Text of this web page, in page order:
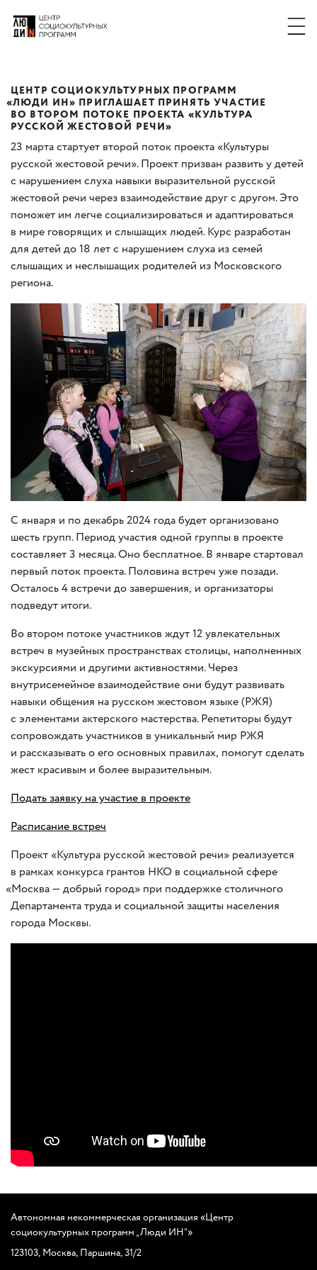
ЦЕНТР СОЦИОКУЛЬТУРНЫХ ПРОГРАММ
«ЛЮДИ ИН» ПРИГЛАШАЕТ ПРИНЯТЬ УЧАСТИЕ
ВО ВТОРОМ ПОТОКЕ ПРОЕКТА «КУЛЬТУРА
РУССКОЙ ЖЕСТОВОЙ РЕЧИ»
23 марта стартует второй поток проекта«Культуры
русской жестовой речи». Проект призван развить у детей
с нарушением слуха навыки выразительной русской
жестовой речи через взаимодействие друг с другом. Это
поможет им легче социализироваться и адаптироваться
в мире говорящих и слышащих людей. Курс разработан
для детей до 18 лет с нарушением слуха из семей
слышащих и неслышащих родителей из Московского
региона.
С января и по декабрь 2024 года будет организовано
шесть групп. Период участия одной группы в проекте
составляет 3 месяца. Оно бесплатное. В январе стартовал
первый поток проекта. Половина встреч уже позади.
Осталось 4 встречи до завершения, и организаторы
подведут итоги.
Во втором потоке участников ждут 12 увлекательных
встреч в музейных пространствах столицы, наполненных
экскурсиями и другими активностями. Через
внутрисемейное взаимодействие они будут развивать
навыки общения на русском жестовом языке(РЖЯ)
с элементами актерского мастерства. Репетиторы будут
сопровождать участников в уникальный мир РЖЯ
и рассказывать о его основных правилах, помогут сделать
жест красивым и более выразительным.
Подать заявку на участие в проекте
Расписание встреч
Проект«Культура русской жестовой речи» реализуется
в рамках конкурса грантов НКО в социальной сфере
«Москва — добрый город» при поддержке столичного
Департамента труда и социальной защиты населения
города Москвы.
Автономная некоммерческая организация «Центр
социокультурных программ „Люди ИН“»
123103, Москва, Паршина,31/2